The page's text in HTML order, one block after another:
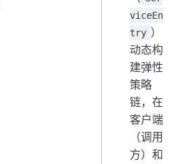
viceEn
try ）
动态构
建弹性
策略
链，在
客户端
（调用
方）和